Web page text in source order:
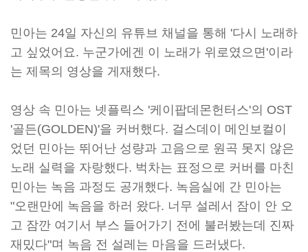
민아는 24일 자신의 유튜브 채널을 통해 '다시 노래하
고 싶었어요. 누군가에겐 이 노래가 위로였으면'이라
는 제목의 영상을 게재했다.
영상 속 민아는 넷플릭스 '케이팝데몬헌터스'의 OST
'골든(GOLDEN)'을 커버했다. 걸스데이 메인보컬이
었던 민아는 뛰어난 성량과 고음으로 원곡 못지 않은
노래 실력을 자랑했다. 벅차는 표정으로 커버를 마친
민아는 녹음 과정도 공개했다. 녹음실에 간 민아는
"오랜만에 녹음을 하러 왔다. 너무 설레서 잠이 안 오
고 잠깐 여기서 부스 들어가기 전에 불러봤는데 진짜
재밌다"며 녹음 전 설레는 마음을 드러냈다.